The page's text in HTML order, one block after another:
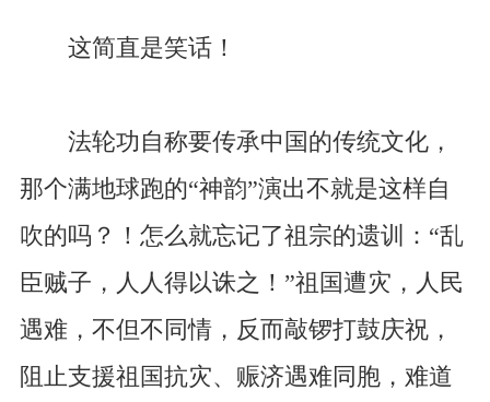
这简直是笑话！
法轮功自称要传承中国的传统文化，
那个满地球跑的“神韵”演出不就是这样自
吹的吗？！怎么就忘记了祖宗的遗训：“乱
臣贼子，人人得以诛之！”祖国遭灾，人民
遇难，不但不同情，反而敲锣打鼓庆祝，
阻止支援祖国抗灾、赈济遇难同胞，难道